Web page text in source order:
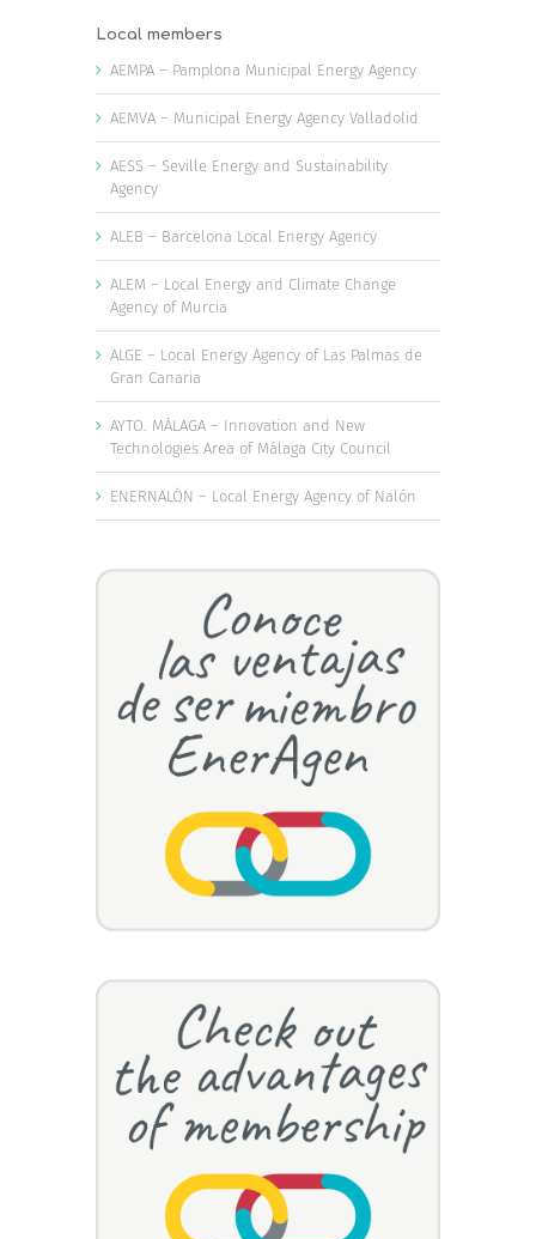
Local members
AEMPA – Pamplona Municipal Energy Agency
AEMVA – Municipal Energy Agency Valladolid
AESS – Seville Energy and Sustainability
Agency
ALEB – Barcelona Local Energy Agency
ALEM – Local Energy and Climate Change
Agency of Murcia
ALGE – Local Energy Agency of Las Palmas de
Gran Canaria
AYTO. MÁLAGA – Innovation and New
Technologies Area of Málaga City Council
ENERNALÓN – Local Energy Agency of Nalón